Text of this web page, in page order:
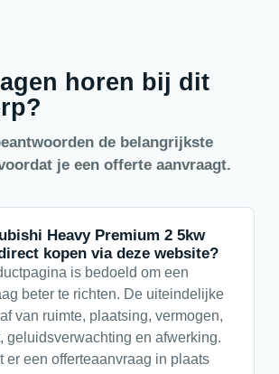
horen bij dit
de belangrijkste
je een offerte aanvraagt.
Heavy Premium 2 5kw
kopen via deze website?
is bedoeld om een
beter te richten. De uiteindelijke
van ruimte, plaatsing, vermogen,
geluidsverwachting en afwerking.
er een offerteaanvraag in plaats